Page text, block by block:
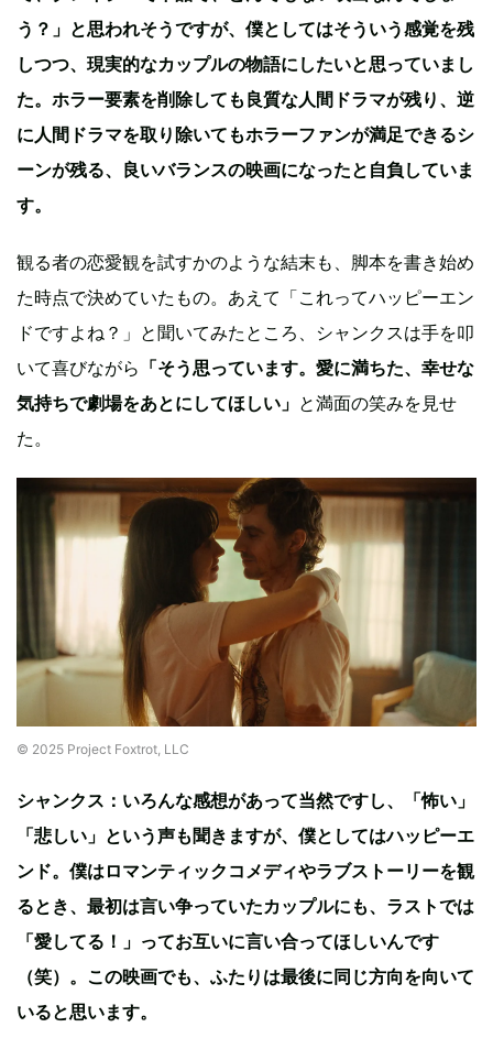
う？」と思われそうですが、僕としてはそういう感覚を残
しつつ、現実的なカップルの物語にしたいと思っていまし
た。ホラー要素を削除しても良質な人間ドラマが残り、逆
に人間ドラマを取り除いてもホラーファンが満足できるシ
ーンが残る、良いバランスの映画になったと自負していま
す。
観る者の恋愛観を試すかのような結末も、脚本を書き始め
た時点で決めていたもの。あえて「これってハッピーエン
ドですよね？」と聞いてみたところ、シャンクスは手を叩
いて喜びながら 「そう思っています。愛に満ちた、幸せな
気持ちで劇場をあとにしてほしい」 と満面の笑みを見せ
た。
© 2025 Project Foxtrot, LLC
シャンクス：いろんな感想があって当然ですし、「怖い」
「悲しい」という声も聞きますが、僕としてはハッピーエ
ンド。僕はロマンティックコメディやラブストーリーを観
るとき、最初は言い争っていたカップルにも、ラストでは
「愛してる！」ってお互いに言い合ってほしいんです
（笑）。この映画でも、ふたりは最後に同じ方向を向いて
いると思います。